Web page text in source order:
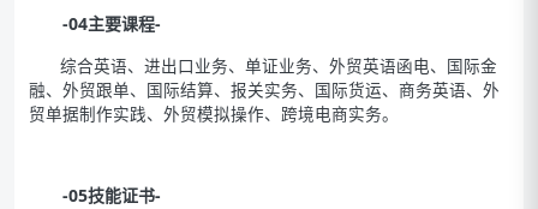
-04主要课程-
综合英语、进出口业务、单证业务、外贸英语函电、国际金
融、外贸跟单、国际结算、报关实务、国际货运、商务英语、外
贸单据制作实践、外贸模拟操作、跨境电商实务。
-05技能证书-